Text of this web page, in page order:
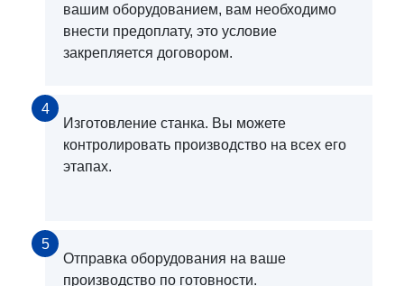
вашим оборудованием, вам необходимо
внести предоплату, это условие
закрепляется договором.
4
Изготовление станка. Вы можете
контролировать производство на всех его
этапах.
5
Отправка оборудования на ваше
производство по готовности.